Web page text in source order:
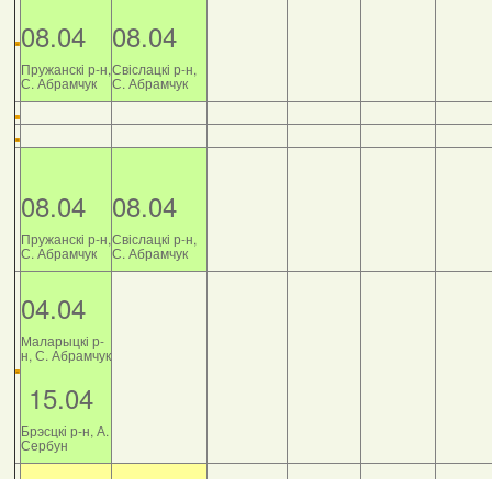
08.04
Пружанскі р-н,
С. Абрамчук
08.04
Свіслацкі р-н,
С. Абрамчук
08.04
Пружанскі р-н,
С. Абрамчук
08.04
Свіслацкі р-н,
С. Абрамчук
04.04
Маларыцкі р-
н, С. Абрамчук
15.04
Брэсцкі р-н, А.
Сербун